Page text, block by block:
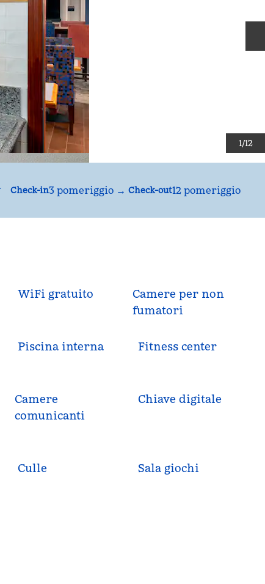
1/12
Check-in3 pomeriggio → Check-out12 pomeriggio
WiFi gratuito
Camere per non
fumatori
Piscina interna Fitness center
Camere
comunicanti
Chiave digitale
Culle Sala giochi